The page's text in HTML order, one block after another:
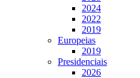
2024
2022
2019
Europeias
2019
Presidenciais
2026